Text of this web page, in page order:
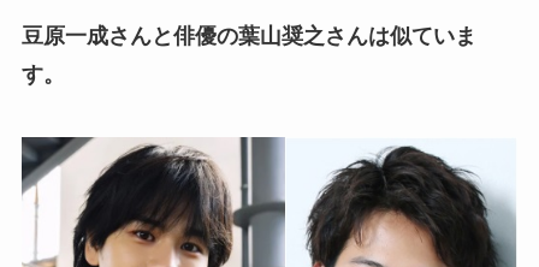
豆原一成さんと俳優の葉山奨之さんは似ていま
す。